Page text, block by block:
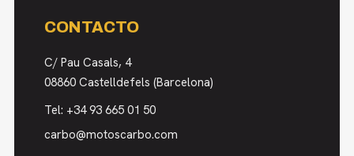
CONTACTO
C/ Pau Casals, 4
08860 Castelldefels (Barcelona)
Tel: +34 93 665 01 50
carbo@motoscarbo.com